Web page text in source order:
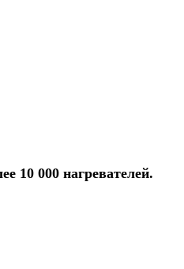
10 000 нагревателей.